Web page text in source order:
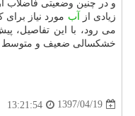
و در چنین وضعیتی فاضلاب
زیادی از آب مورد نیاز
می رود، با این تفاصیل،
خشكسالی ضعیف و متوسط
1397/04/19
13:21:54